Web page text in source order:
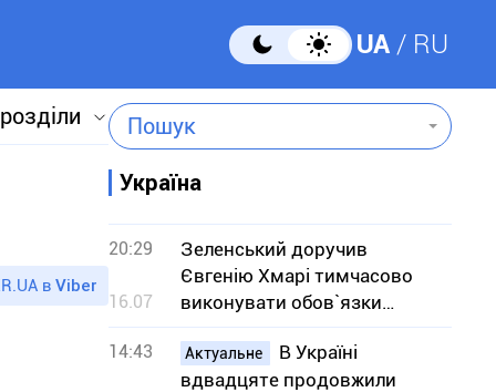
UA RU
Пошук
в Viber
Україна
20:29
16.07
Зеленський доручив
Євгенію Хмарі тимчасово
виконувати обов`язки
міністра оборони
14:43 Актуальне
В Україні
вдвадцяте продовжили